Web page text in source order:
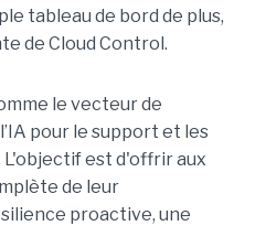
tableau de bord de plus,
de Cloud Control.
le vecteur de
pour le support et les
est d'offrir aux
de leur
proactive, une